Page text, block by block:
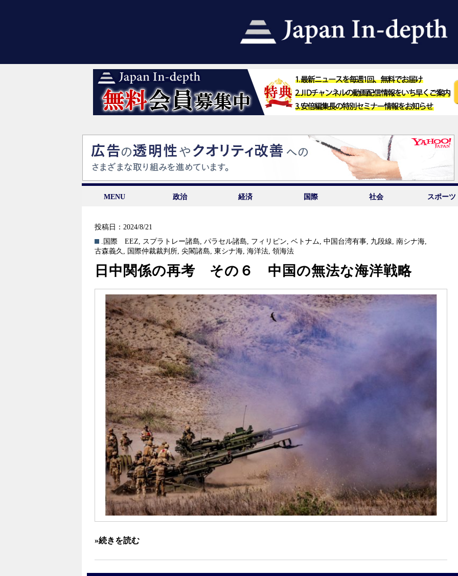
MENU 政治 経済 国際 社会 スポーツ
投稿日：2024/8/21
.国際
EEZ, スプラトレー諸島,パラセル諸島, フィリピン,ベトナム,中国台湾有事, 九段線,南シナ海,
古森義久 , 国際仲裁裁判所, 尖閣諸島, 東シナ海, 海洋法, 領海法
日中関係の再考 その６ 中国の無法な海洋戦略
»続きを読む